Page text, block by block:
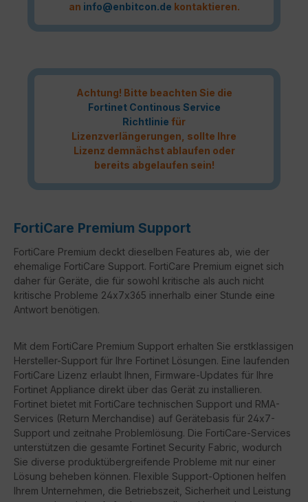
an info@enbitcon.de kontaktieren.
Achtung! Bitte beachten Sie die
Fortinet Continous Service
Richtlinie für
Lizenzverlängerungen, sollte Ihre
Lizenz demnächst ablaufen oder
bereits abgelaufen sein!
FortiCare Premium Support
FortiCare Premium deckt dieselben Features ab, wie der
ehemalige FortiCare Support. FortiCare Premium eignet sich
daher für Geräte, die für sowohl kritische als auch nicht
kritische Probleme 24x7x365 innerhalb einer Stunde eine
Antwort benötigen.
Mit dem FortiCare Premium Support erhalten Sie erstklassigen
Hersteller-Support für Ihre Fortinet Lösungen. Eine laufenden
FortiCare Lizenz erlaubt Ihnen, Firmware-Updates für Ihre
Fortinet Appliance direkt über das Gerät zu installieren.
Fortinet bietet mit FortiCare technischen Support und RMA-
Services (Return Merchandise) auf Gerätebasis für 24x7-
Support und zeitnahe Problemlösung. Die FortiCare-Services
unterstützen die gesamte Fortinet Security Fabric, wodurch
Sie diverse produktübergreifende Probleme mit nur einer
Lösung beheben können. Flexible Support-Optionen helfen
Ihrem Unternehmen, die Betriebszeit, Sicherheit und Leistung